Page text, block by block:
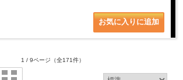
1 / 9ページ （全171件）